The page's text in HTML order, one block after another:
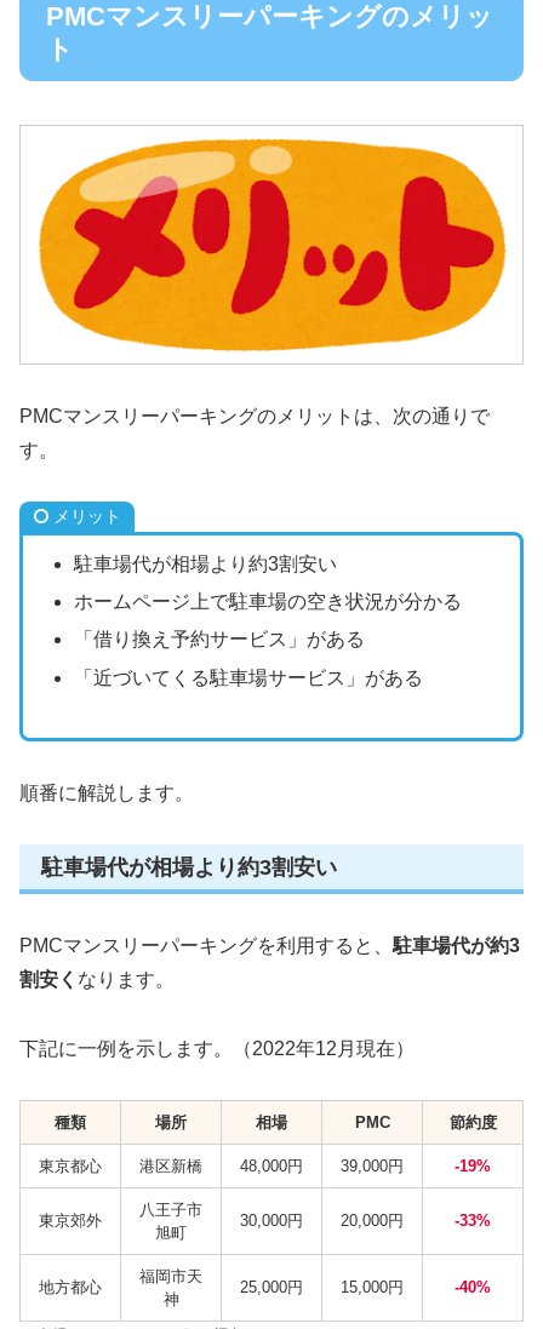
PMCマンスリーパーキングのメリッ
ト
PMCマンスリーパーキングのメリットは、次の通りで
す。
メリット
駐車場代が相場より約3割安い
ホームページ上で駐車場の空き状況が分かる
「借り換え予約サービス」がある
「近づいてくる駐車場サービス」がある
順番に解説します。
駐車場代が相場より約3割安い
PMCマンスリーパーキングを利用すると、 駐車場代が約3
割安く なります。
下記に一例を示します。（2022年12月現在）
種類 場所 相場 PMC 節約度
東京都心 港区新橋 48,000円 39,000円 -19%
東京郊外
八王子市
旭町
30,000円 20,000円 -33%
地方都心
福岡市天
神
25,000円 15,000円 -40%